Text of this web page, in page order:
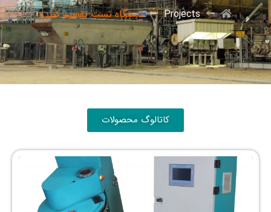
Projects دستگاه تست تقسیم کننده
کاتالوگ محصولات